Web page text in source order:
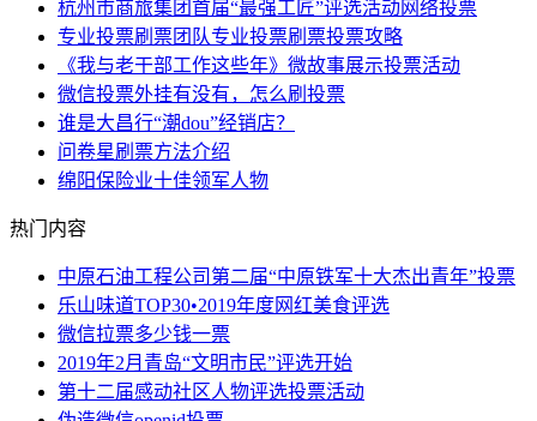
杭州市商旅集团首届“最强工匠”评选活动网络投票
专业投票刷票团队专业投票刷票投票攻略
《我与老干部工作这些年》微故事展示投票活动
微信投票外挂有没有，怎么刷投票
谁是大昌行“潮dou”经销店？
问卷星刷票方法介绍
绵阳保险业十佳领军人物
热门内容
中原石油工程公司第二届“中原铁军十大杰出青年”投票
乐山味道TOP30•2019年度网红美食评选
微信拉票多少钱一票
2019年2月青岛“文明市民”评选开始
第十二届感动社区人物评选投票活动